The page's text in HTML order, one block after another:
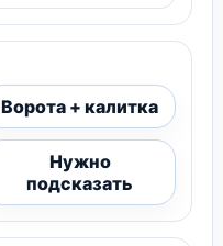
Ворота + калитка
Нужно
подсказать